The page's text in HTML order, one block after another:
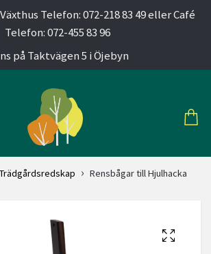
Telefon: 072-218 83 49 eller Café
Telefon: 072-455 83 96
på Taktvägen 5 i Öjebyn
Trädgårdsredskap Rensbågar till Hjulhacka